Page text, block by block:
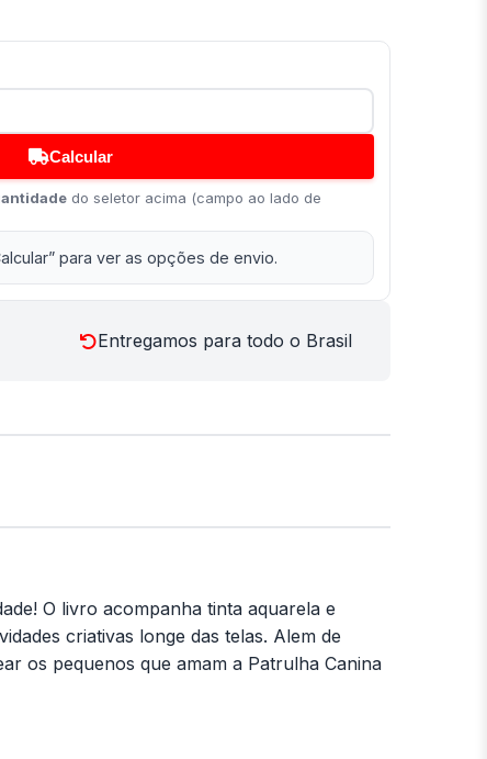
Calcular
do seletor acima (campo ao lado de
para ver as opções de envio.
Entregamos para todo o Brasil
O livro acompanha tinta aquarela e
criativas longe das telas. Alem de
os pequenos que amam a Patrulha Canina